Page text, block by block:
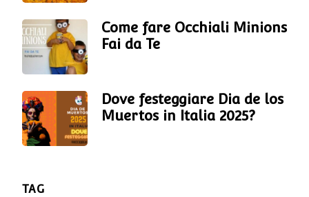
Come fare Occhiali Minions
Fai da Te
Dove festeggiare Dia de los
Muertos in Italia 2025?
TAG